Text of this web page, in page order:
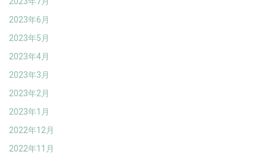
2023年6月
2023年5月
2023年4月
2023年3月
2023年2月
2023年1月
2022年12月
2022年11月